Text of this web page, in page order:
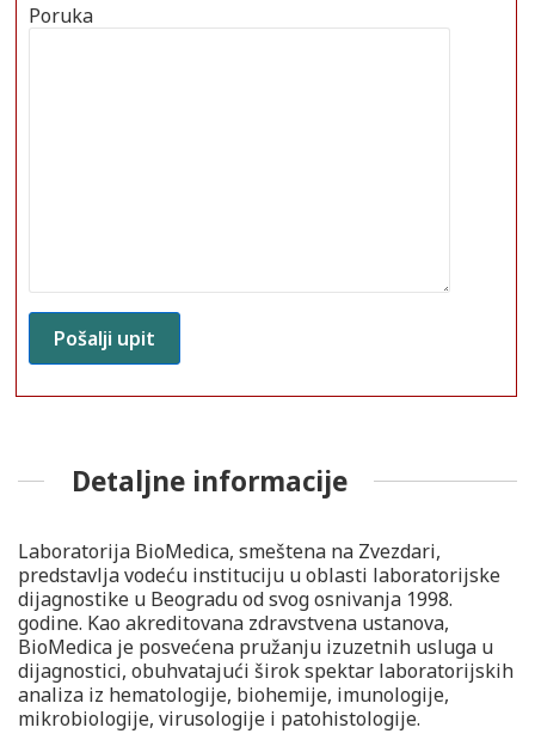
Poruka
Detaljne informacije
Laboratorija BioMedica, smeštena na Zvezdari,
predstavlja vodeću instituciju u oblasti laboratorijske
dijagnostike u Beogradu od svog osnivanja 1998.
godine. Kao akreditovana zdravstvena ustanova,
BioMedica je posvećena pružanju izuzetnih usluga u
dijagnostici, obuhvatajući širok spektar laboratorijskih
analiza iz hematologije, biohemije, imunologije,
mikrobiologije, virusologije i patohistologije.